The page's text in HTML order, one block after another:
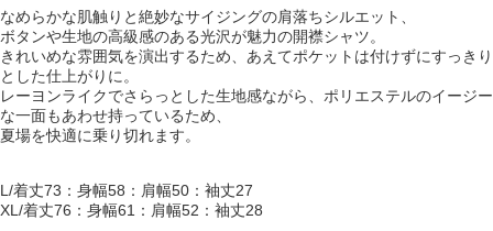
なめらかな肌触りと絶妙なサイジングの肩落ちシルエット、
ボタンや生地の高級感のある光沢が魅力の開襟シャツ。
きれいめな雰囲気を演出するため、あえてポケットは付けずにすっきり
とした仕上がりに。
レーヨンライクでさらっとした生地感ながら、ポリエステルのイージー
な一面もあわせ持っているため、
夏場を快適に乗り切れます。
L/着丈73：身幅58：肩幅50：袖丈27
XL/着丈76：身幅61：肩幅52：袖丈28